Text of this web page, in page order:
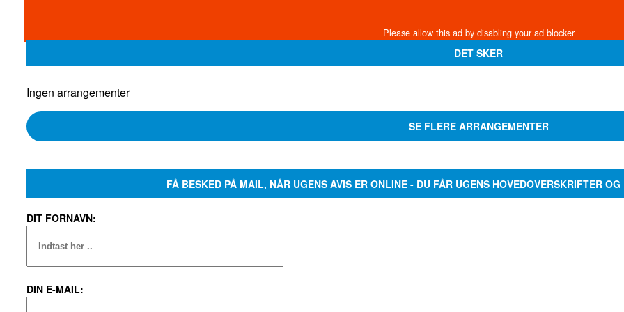
DET SKER
Ingen arrangementer
SE FLERE ARRANGEMENTER
FÅ BESKED PÅ MAIL, NÅR UGENS AVIS ER ONLINE - DU FÅR UGENS HOVEDOVERSKRIFTER
DIT FORNAVN:
DIN E-MAIL: